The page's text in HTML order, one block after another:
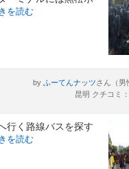
を読む
by ふーてんナッツさん（男
昆明 クチコミ
行く路線バスを探す
を読む